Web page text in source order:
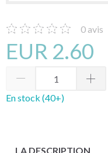
0 avis
EUR 2.60
En stock (40+)
LA DESCRIPTION